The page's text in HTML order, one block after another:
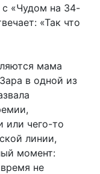
с «Чудом на 34-
«Так что
мама
в одной из
или чего-то
линии,
момент:
не